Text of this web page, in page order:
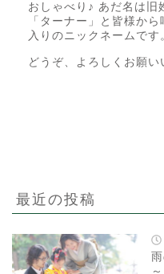
おしゃべり♪ あだ名は旧
「ターナー」と皆様か
入りのニックネームです
どうぞ、よろしくお願
最近の投稿